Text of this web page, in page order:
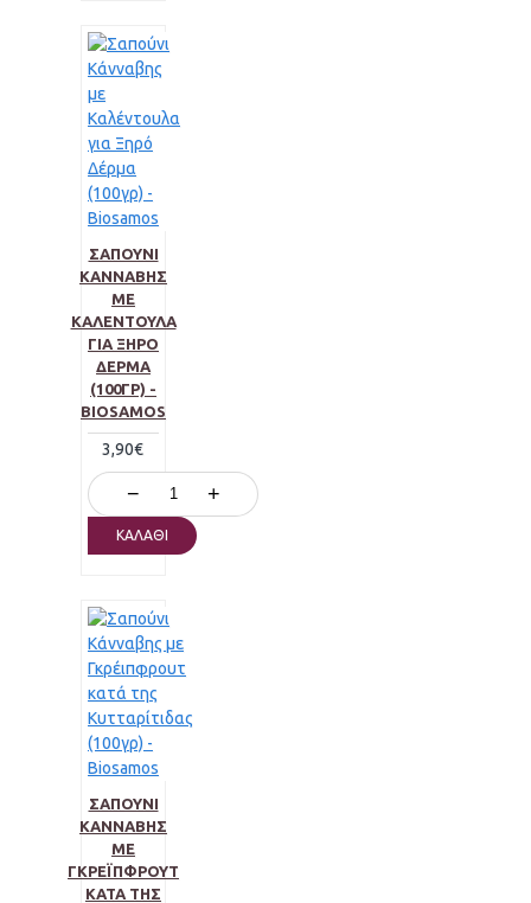
ΣΑΠΟΎΝΙ
ΚΆΝΝΑΒΗΣ
ΜΕ
ΚΑΛΈΝΤΟΥΛΑ
ΓΙΑ ΞΗΡΌ
ΔΈΡΜΑ
(100ΓΡ) -
BIOSAMOS
3,90€
− +
ΚΑΛΆΘΙ
ΣΑΠΟΎΝΙ
ΚΆΝΝΑΒΗΣ
ΜΕ
ΓΚΡΈΙΠΦΡΟΥΤ
ΚΑΤΆ ΤΗΣ